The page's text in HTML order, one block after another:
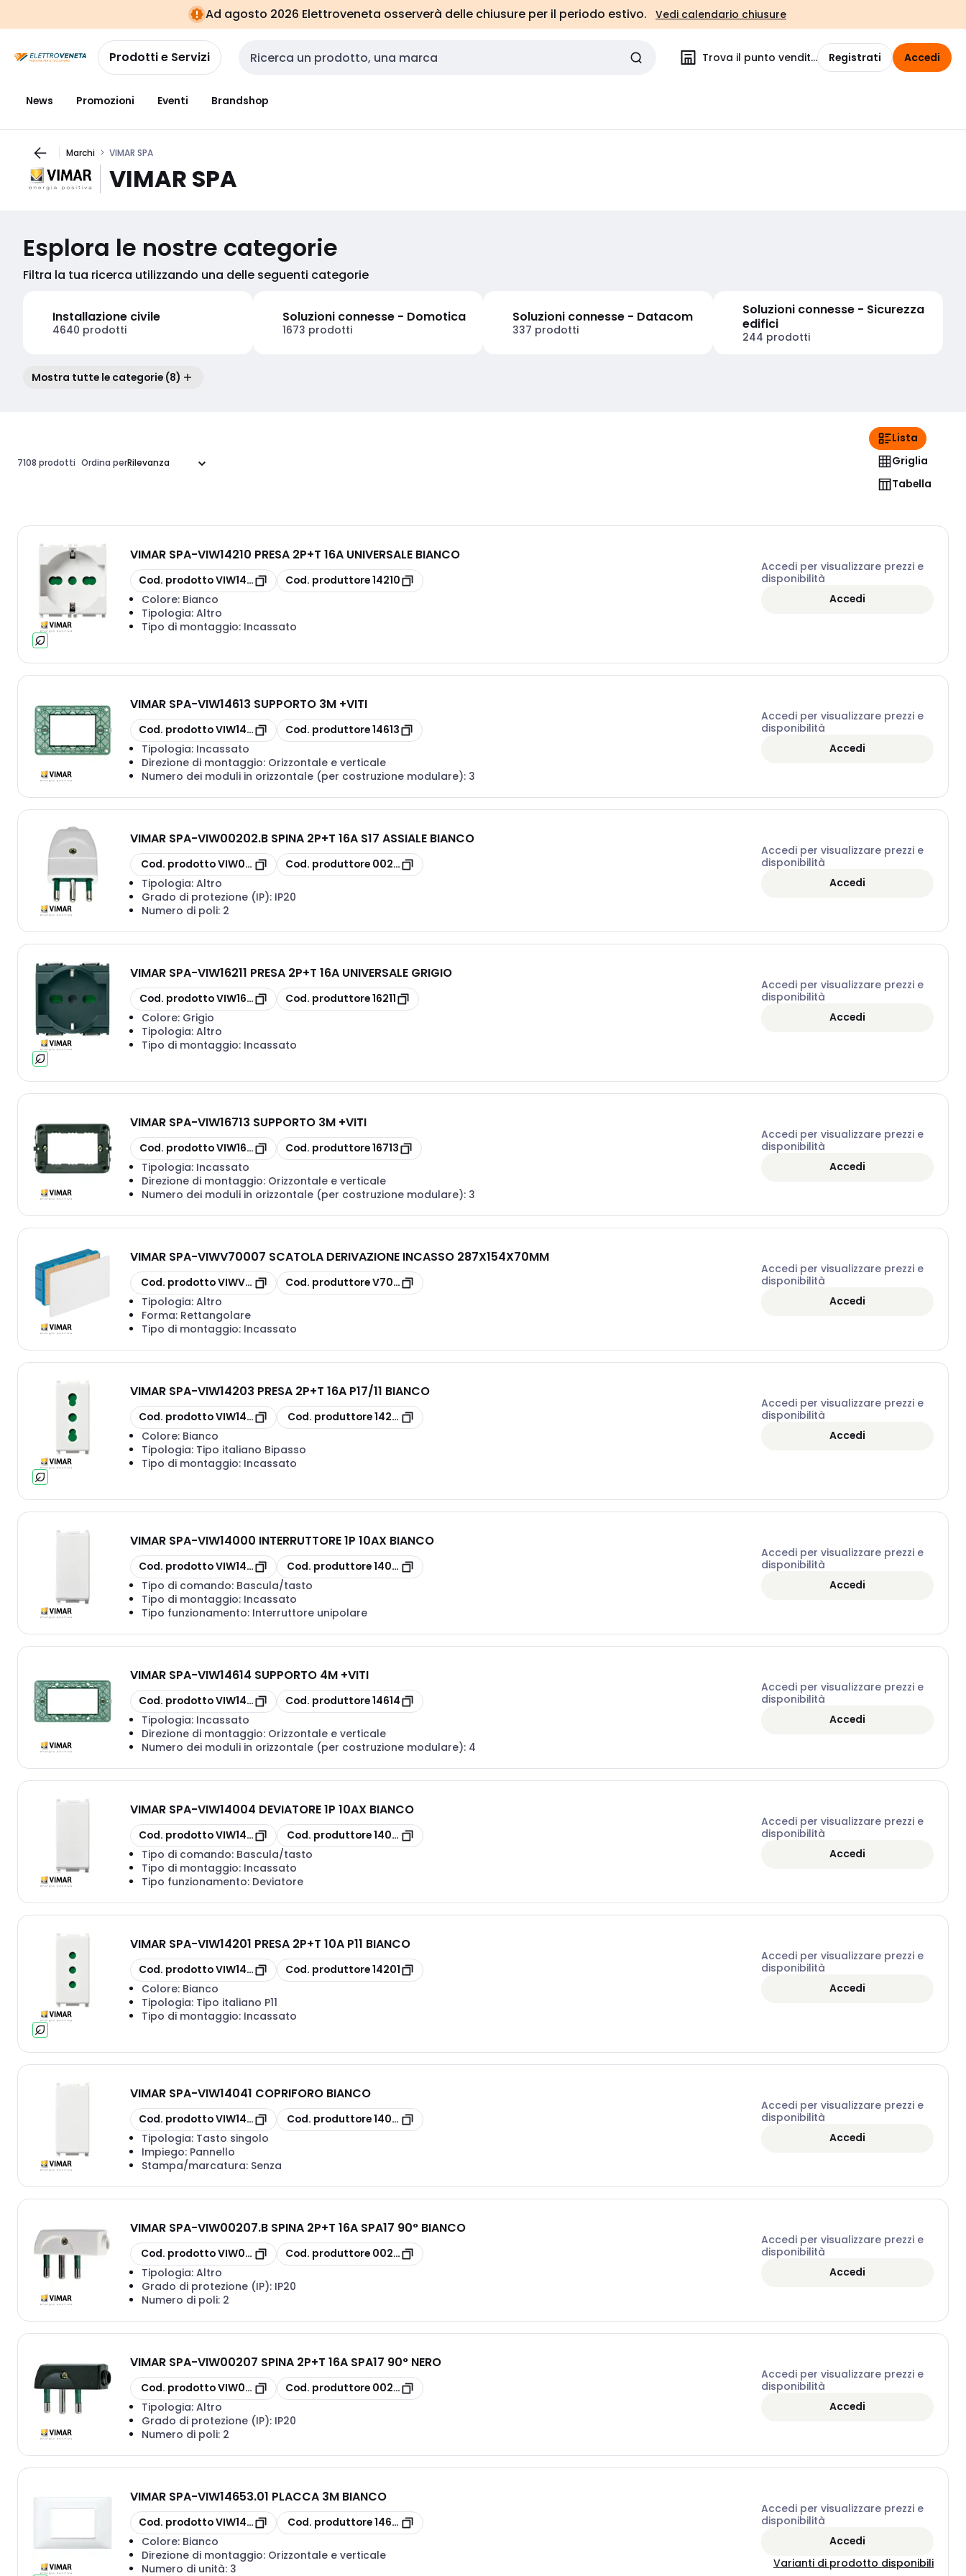
navigazionealla
pagina
Ad agosto 2026 Elettroveneta osserverà delle chiusure per il periodo estivo. Vedi calendario chiusure
Prodotti e Servizi Cerca input Trova il punto vendita Registrati Accedi
News Promozioni Eventi Brandshop
Marchi VIMAR SPA
VIMAR SPA
Esplora le nostre categorie
Filtra la tua ricerca utilizzando una delle seguenti categorie
Installazione civile
4640 prodotti
Soluzioni connesse - Domotica
1673 prodotti
Soluzioni connesse - Datacom
337 prodotti
Soluzioni connesse - Sicurezza
edifici
244 prodotti
Mostra tutte le categorie (8)
7108 prodotti Ordina per
Lista
Griglia
Tabella
VIMAR SPA-VIW14210 PRESA 2P+T 16A UNIVERSALE BIANCO
copia
Cod. prodottoVIW14210 copia
Cod. produttore14210
Colore: Bianco
Tipologia: Altro
Tipo di montaggio: Incassato
Accedi per visualizzare prezzi e
disponibilità
Accedi
VIMAR SPA-VIW14613 SUPPORTO 3M +VITI
copia
Cod. prodottoVIW14613 copia
Cod. produttore14613
Tipologia: Incassato
Direzione di montaggio: Orizzontale e verticale
Numero dei moduli in orizzontale (per costruzione modulare): 3
Accedi per visualizzare prezzi e
disponibilità
Accedi
VIMAR SPA-VIW00202.B SPINA 2P+T 16A S17 ASSIALE BIANCO
copia
Cod. prodottoVIW00202.Bcopia
Cod. produttore 00202.B
Tipologia: Altro
Grado di protezione (IP): IP20
Numero di poli: 2
Accedi per visualizzare prezzi e
disponibilità
Accedi
VIMAR SPA-VIW16211 PRESA 2P+T 16A UNIVERSALE GRIGIO
copia
Cod. prodottoVIW16211 copia
Cod. produttore16211
Colore: Grigio
Tipologia: Altro
Tipo di montaggio: Incassato
Accedi per visualizzare prezzi e
disponibilità
Accedi
VIMAR SPA-VIW16713 SUPPORTO 3M +VITI
copia
Cod. prodottoVIW16713 copia
Cod. produttore16713
Tipologia: Incassato
Direzione di montaggio: Orizzontale e verticale
Numero dei moduli in orizzontale (per costruzione modulare): 3
Accedi per visualizzare prezzi e
disponibilità
Accedi
VIMAR SPA-VIWV70007 SCATOLA DERIVAZIONE INCASSO 287X154X70MM
copia
Cod. prodottoVIWV70007copia
Cod. produttoreV70007
Tipologia: Altro
Forma: Rettangolare
Tipo di montaggio: Incassato
Accedi per visualizzare prezzi e
disponibilità
Accedi
VIMAR SPA-VIW14203 PRESA 2P+T 16A P17/11 BIANCO
copia
Cod. prodottoVIW14203 copia
Cod. produttore14203
Colore: Bianco
Tipologia: Tipo italiano Bipasso
Tipo di montaggio: Incassato
Accedi per visualizzare prezzi e
disponibilità
Accedi
VIMAR SPA-VIW14000 INTERRUTTORE 1P 10AX BIANCO
copia
Cod. prodottoVIW14000 copia
Cod. produttore14000
Tipo di comando: Bascula/tasto
Tipo di montaggio: Incassato
Tipo funzionamento: Interruttore unipolare
Accedi per visualizzare prezzi e
disponibilità
Accedi
VIMAR SPA-VIW14614 SUPPORTO 4M +VITI
copia
Cod. prodottoVIW14614 copia
Cod. produttore14614
Tipologia: Incassato
Direzione di montaggio: Orizzontale e verticale
Numero dei moduli in orizzontale (per costruzione modulare): 4
Accedi per visualizzare prezzi e
disponibilità
Accedi
VIMAR SPA-VIW14004 DEVIATORE 1P 10AX BIANCO
copia
Cod. prodottoVIW14004 copia
Cod. produttore14004
Tipo di comando: Bascula/tasto
Tipo di montaggio: Incassato
Tipo funzionamento: Deviatore
Accedi per visualizzare prezzi e
disponibilità
Accedi
VIMAR SPA-VIW14201 PRESA 2P+T 10A P11 BIANCO
copia
Cod. prodottoVIW14201 copia
Cod. produttore14201
Colore: Bianco
Tipologia: Tipo italiano P11
Tipo di montaggio: Incassato
Accedi per visualizzare prezzi e
disponibilità
Accedi
VIMAR SPA-VIW14041 COPRIFORO BIANCO
copia
Cod. prodottoVIW14041 copia
Cod. produttore14041
Tipologia: Tasto singolo
Impiego: Pannello
Stampa/marcatura: Senza
Accedi per visualizzare prezzi e
disponibilità
Accedi
VIMAR SPA-VIW00207.B SPINA 2P+T 16A SPA17 90° BIANCO
copia
Cod. prodottoVIW00207.Bcopia
Cod. produttore 00207.B
Tipologia: Altro
Grado di protezione (IP): IP20
Numero di poli: 2
Accedi per visualizzare prezzi e
disponibilità
Accedi
VIMAR SPA-VIW00207 SPINA 2P+T 16A SPA17 90° NERO
copia
Cod. prodottoVIW00207 copia
Cod. produttore 00207
Tipologia: Altro
Grado di protezione (IP): IP20
Numero di poli: 2
Accedi per visualizzare prezzi e
disponibilità
Accedi
VIMAR SPA-VIW14653.01 PLACCA 3M BIANCO
copia
Cod. prodottoVIW14653.01copia
Cod. produttore14653.01
Colore: Bianco
Direzione di montaggio: Orizzontale e verticale
Numero di unità: 3
Accedi per visualizzare prezzi e
disponibilità
Accedi
Varianti di prodotto disponibili